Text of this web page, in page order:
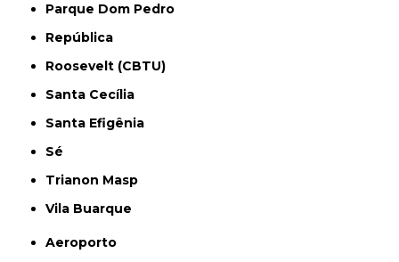
Parque Dom Pedro
República
Roosevelt (CBTU)
Santa Cecília
Santa Efigênia
Sé
Trianon Masp
Vila Buarque
Aeroporto